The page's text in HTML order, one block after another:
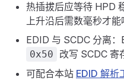
热插拔后应等待 HPD
上升沿后需数毫秒才能
EDID 与 SCDC 分离：
0x50
改写 SCDC 寄
可配合本站 EDID 解析